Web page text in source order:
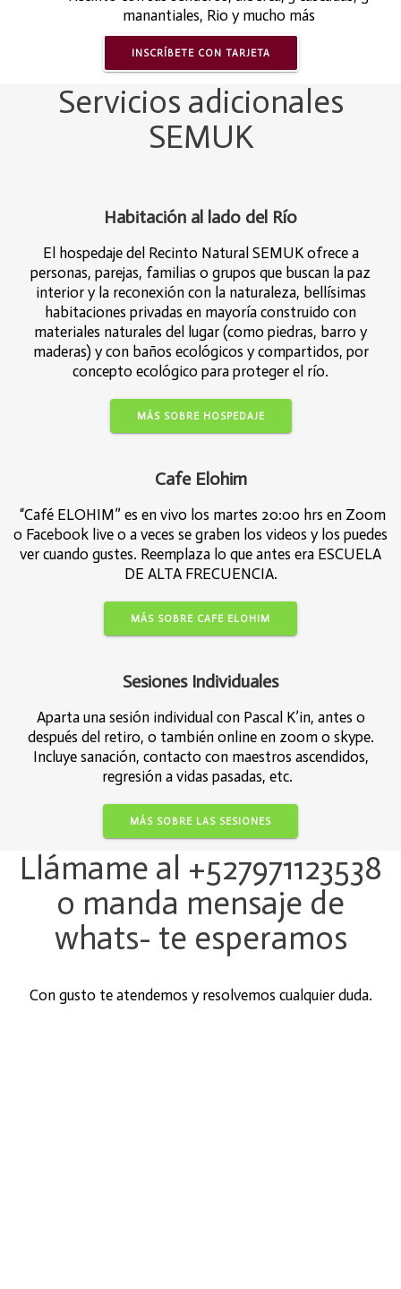
manantiales, Rio y mucho más
INSCRÍBETE CON TARJETA
Servicios adicionales
SEMUK
Habitación al lado del Río
El hospedaje del Recinto Natural SEMUK ofrece a
personas, parejas, familias o grupos que buscan la paz
interior y la reconexión con la naturaleza, bellísimas
habitaciones privadas en mayoría construido con
materiales naturales del lugar (como piedras, barro y
maderas) y con baños ecológicos y compartidos, por
concepto ecológico para proteger el río.
MÁS SOBRE HOSPEDAJE
Cafe Elohim
“Café ELOHIM” es en vivo los martes 20:00 hrs en Zoom
o Facebook live o a veces se graben los videos y los puedes
ver cuando gustes. Reemplaza lo que antes era ESCUELA
DE ALTA FRECUENCIA.
MÁS SOBRE CAFE ELOHIM
Sesiones Individuales
Aparta una sesión individual con Pascal K’in, antes o
después del retiro, o también online en zoom o skype.
Incluye sanación, contacto con maestros ascendidos,
regresión a vidas pasadas, etc.
MÁS SOBRE LAS SESIONES
Llámame al +527971123538
o manda mensaje de
whats- te esperamos
Con gusto te atendemos y resolvemos cualquier duda.